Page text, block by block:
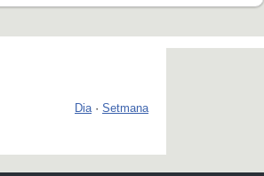
Español
Dia · Setmana